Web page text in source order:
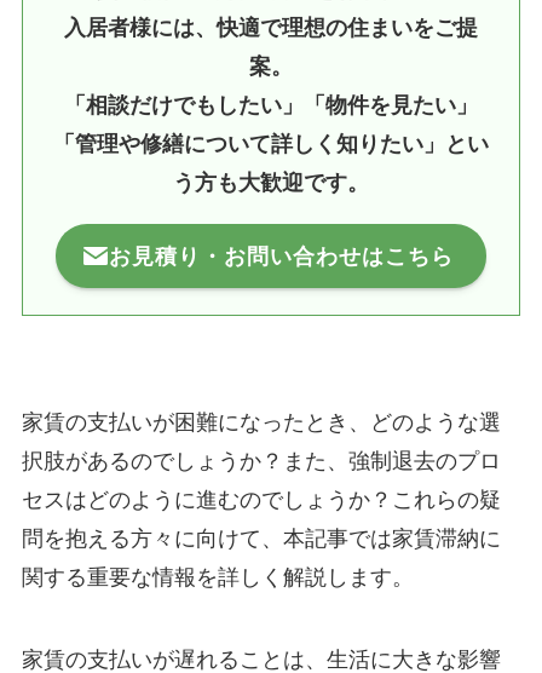
入居者様には、快適で理想の住まいをご提
案。
「相談だけでもしたい」「物件を見たい」
「管理や修繕について詳しく知りたい」とい
う方も大歓迎です。
お見積り・お問い合わせはこちら
家賃の支払いが困難になったとき、どのような選
択肢があるのでしょうか？また、強制退去のプロ
セスはどのように進むのでしょうか？これらの疑
問を抱える方々に向けて、本記事では家賃滞納に
関する重要な情報を詳しく解説します。
家賃の支払いが遅れることは、生活に大きな影響